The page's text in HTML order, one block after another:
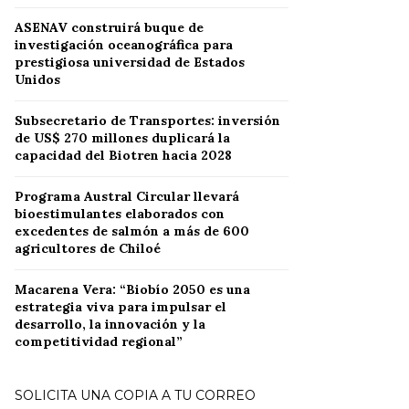
ASENAV construirá buque de
investigación oceanográfica para
prestigiosa universidad de Estados
Unidos
Subsecretario de Transportes: inversión
de US$ 270 millones duplicará la
capacidad del Biotren hacia 2028
Programa Austral Circular llevará
bioestimulantes elaborados con
excedentes de salmón a más de 600
agricultores de Chiloé
Macarena Vera: “Biobío 2050 es una
estrategia viva para impulsar el
desarrollo, la innovación y la
competitividad regional”
SOLICITA UNA COPIA A TU CORREO